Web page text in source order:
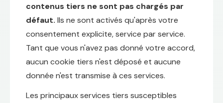
contenus tiers ne sont pas chargés par
défaut. Ils ne sont activés qu'après votre
consentement explicite, service par service.
Tant que vous n'avez pas donné votre accord,
aucun cookie tiers n'est déposé et aucune
donnée n'est transmise à ces services.
Les principaux services tiers susceptibles